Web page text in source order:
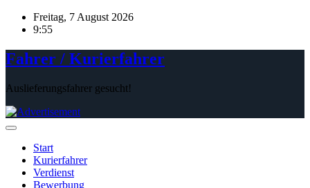
Skip
Freitag, 7 August 2026
9:55
Fahrer / Kurierfahrer
Auslieferungsfahrer gesucht!
Start
Kurierfahrer
Verdienst
Bewerbung